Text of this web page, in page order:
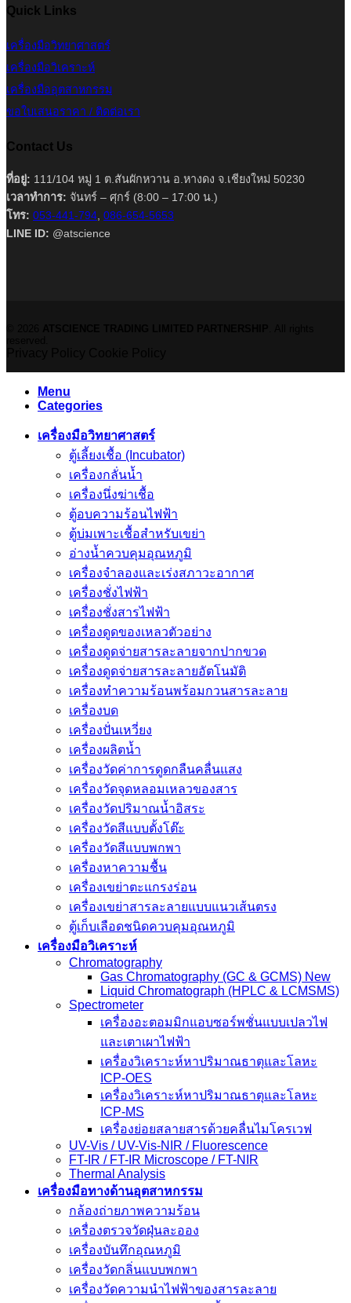
Quick Links
เครื่องมือวิทยาศาสตร์
เครื่องมือวิเคราะห์
เครื่องมืออุตสาหกรรม
ขอใบเสนอราคา / ติดต่อเรา
Contact Us
ที่อยู่: 111/104 หมู่ 1 ต.สันผักหวาน อ.หางดง จ.เชียงใหม่ 50230
เวลาทำการ: จันทร์ – ศุกร์ (8:00 – 17:00 น.)
โทร: 053-441-794 086-654-5653
LINE ID: @atscience
Menu
Categories
เครื่องมือวิทยาศาสตร์
ตู้เลี้ยงเชื้อ (Incubator)
เครื่องกลั่นน้ำ
เครื่องนึ่งฆ่าเชื้อ
ตู้อบความร้อนไฟฟ้า
ตู้บ่มเพาะเชื้อสำหรับเขย่า
อ่างน้ำควบคุมอุณหภูมิ
เครื่องจำลองและเร่งสภาวะอากาศ
เครื่องชั่งไฟฟ้า
เครื่องชั่งสารไฟฟ้า
เครื่องดูดของเหลวตัวอย่าง
เครื่องดูดจ่ายสารละลายจากปากขวด
เครื่องดูดจ่ายสารละลายอัตโนมัติ
เครื่องทำความร้อนพร้อมกวนสารละลาย
เครื่องบด
เครื่องปั่นเหวี่ยง
เครื่องผลิตน้ำ
เครื่องวัดค่าการดูดกลืนคลื่นแสง
เครื่องวัดจุดหลอมเหลวของสาร
เครื่องวัดปริมาณน้ำอิสระ
เครื่องวัดสีแบบตั้งโต๊ะ
เครื่องวัดสีแบบพกพา
เครื่องหาความชื้น
เครื่องเขย่าตะแกรงร่อน
เครื่องเขย่าสารละลายแบบแนวเส้นตรง
ตู้เก็บเลือดชนิดควบคุมอุณหภูมิ
เครื่องมือวิเคราะห์
Chromatography
Gas Chromatography (GC & GCMS) New
Liquid Chromatograph (HPLC & LCMSMS)
Spectrometer
เครื่องอะตอมมิกแอบซอร์พชั่นแบบเปลวไฟ
และเตาเผาไฟฟ้า
เครื่องวิเคราะห์หาปริมาณธาตุและโลหะ
ICP-OES
เครื่องวิเคราะห์หาปริมาณธาตุและโลหะ
ICP-MS
เครื่องย่อยสลายสารด้วยคลื่นไมโครเวฟ
UV-Vis / UV-Vis-NIR / Fluorescence
FT-IR / FT-IR Microscope / FT-NIR
Thermal Analysis
เครื่องมือทางด้านอุตสาหกรรม
กล้องถ่ายภาพความร้อน
เครื่องตรวจวัดฝุ่นละออง
เครื่องบันทึกอุณหภูมิ
เครื่องวัดกลิ่นแบบพกพา
เครื่องวัดความนําไฟฟ้าของสารละลาย